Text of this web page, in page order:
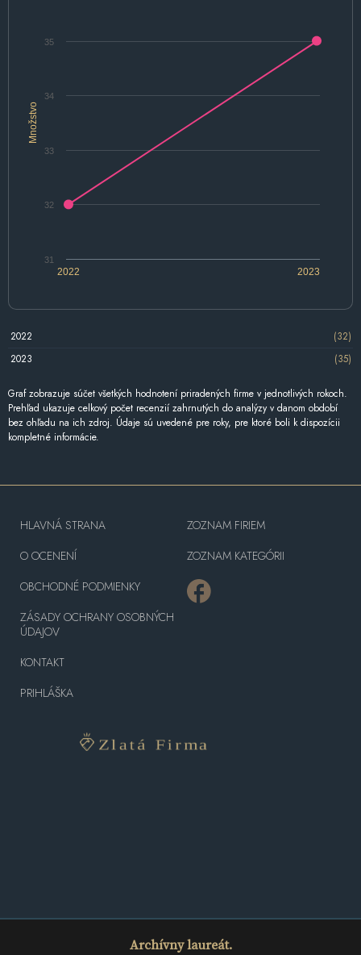
Množstvo
2022 2023
31
32
33
34
35
2022
(32)
2023
(35)
Graf zobrazuje súčet všetkých hodnotení priradených firme v jednotlivých rokoch.
Prehľad ukazuje celkový počet recenzií zahrnutých do analýzy v danom období
bez ohľadu na ich zdroj. Údaje sú uvedené pre roky, pre ktoré boli k dispozícii
kompletné informácie.
Archívny laureát.
HLAVNÁ STRANA
O OCENENÍ
OBCHODNÉ PODMIENKY
ZÁSADY OCHRANY OSOBNÝCH
ÚDAJOV
KONTAKT
PRIHLÁŠKA
ZOZNAM FIRIEM
ZOZNAM KATEGÓRII